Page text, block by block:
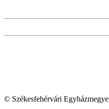
© Székesfehérvári Egyházmegye